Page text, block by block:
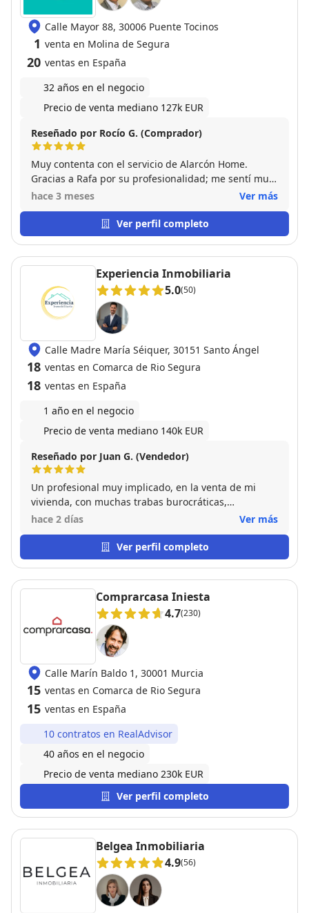
Calle Mayor 88, 30006 Puente Tocinos
1 venta en Molina de Segura
20 ventas en España
32 años en el negocio
Precio de venta mediano 127k EUR
Reseñado por Rocío G. (Comprador)
Muy contenta con el servicio de Alarcón Home.
Gracias a Rafa por su profesionalidad; me sentí muy
bien asesorada y acompañada durante todo el
hace 3 meses Ver más
Ver perfil completo
Experiencia Inmobiliaria
5.0(50)
Calle Madre María Séiquer, 30151 Santo Ángel
18 ventas en Comarca de Rio Segura
18 ventas en España
1 año en el negocio
Precio de venta mediano 140k EUR
Reseñado por Juan G. (Vendedor)
Un profesional muy implicado, en la venta de mi
vivienda, con muchas trabas burocráticas,
solventadas gracias a su perseverancia y dedicación
hace 2 días Ver más
Ver perfil completo
Comprarcasa Iniesta
4.7(230)
Calle Marín Baldo 1, 30001 Murcia
15 ventas en Comarca de Rio Segura
15 ventas en España
10 contratos en RealAdvisor
40 años en el negocio
Precio de venta mediano 230k EUR
Ver perfil completo
Belgea Inmobiliaria
4.9(56)